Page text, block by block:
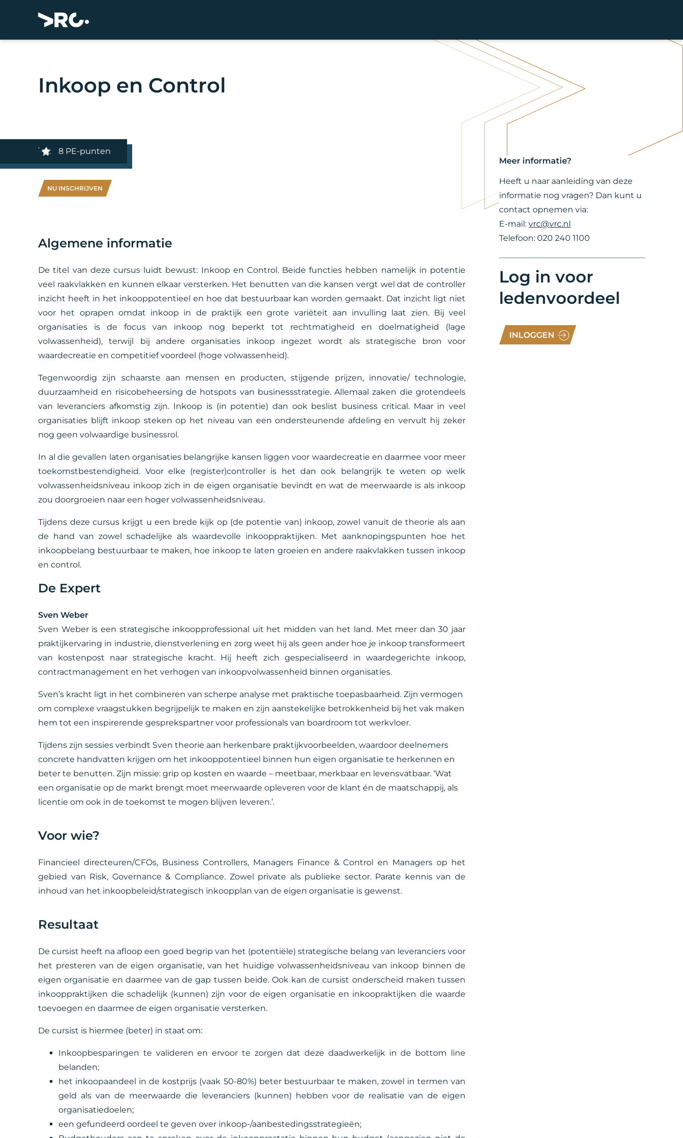
Inkoop en Control
8 PE-punten
NU INSCHRIJVEN
Algemene informatie
De titel van deze cursus luidt bewust: Inkoop en Control. Beide functies hebben namelijk in potentie
veel raakvlakken en kunnen elkaar versterken. Het benutten van die kansen vergt wel dat de controller
inzicht heeft in het inkooppotentieel en hoe dat bestuurbaar kan worden gemaakt. Dat inzicht ligt niet
voor het oprapen omdat inkoop in de praktijk een grote variëteit aan invulling laat zien. Bij veel
organisaties is de focus van inkoop nog beperkt tot rechtmatigheid en doelmatigheid (lage
volwassenheid), terwijl bij andere organisaties inkoop ingezet wordt als strategische bron voor
waardecreatie en competitief voordeel (hoge volwassenheid).
Tegenwoordig zijn schaarste aan mensen en producten, stijgende prijzen, innovatie/ technologie,
duurzaamheid en risicobeheersing de hotspots van businessstrategie. Allemaal zaken die grotendeels
van leveranciers afkomstig zijn. Inkoop is (in potentie) dan ook beslist business critical. Maar in veel
organisaties blijft inkoop steken op het niveau van een ondersteunende afdeling en vervult hij zeker
nog geen volwaardige businessrol.
In al die gevallen laten organisaties belangrijke kansen liggen voor waardecreatie en daarmee voor meer
toekomstbestendigheid. Voor elke (register)controller is het dan ook belangrijk te weten op welk
volwassenheidsniveau inkoop zich in de eigen organisatie bevindt en wat de meerwaarde is als inkoop
zou doorgroeien naar een hoger volwassenheidsniveau.
Tijdens deze cursus krijgt u een brede kijk op (de potentie van) inkoop, zowel vanuit de theorie als aan
de hand van zowel schadelijke als waardevolle inkooppraktijken. Met aanknopingspunten hoe het
inkoopbelang bestuurbaar te maken, hoe inkoop te laten groeien en andere raakvlakken tussen inkoop
en control.
De Expert
Sven Weber
Sven Weber is een strategische inkoopprofessional uit het midden van het land. Met meer dan 30 jaar
praktijkervaring in industrie, dienstverlening en zorg weet hij als geen ander hoe je inkoop transformeert
van kostenpost naar strategische kracht. Hij heeft zich gespecialiseerd in waardegerichte inkoop,
contractmanagement en het verhogen van inkoopvolwassenheid binnen organisaties.
Sven’s kracht ligt in het combineren van scherpe analyse met praktische toepasbaarheid. Zijn vermogen
om complexe vraagstukken begrijpelijk te maken en zijn aanstekelijke betrokkenheid bij het vak maken
hem tot een inspirerende gesprekspartner voor professionals van boardroom tot werkvloer.
Tijdens zijn sessies verbindt Sven theorie aan herkenbare praktijkvoorbeelden, waardoor deelnemers
concrete handvatten krijgen om het inkooppotentieel binnen hun eigen organisatie te herkennen en
beter te benutten. Zijn missie: grip op kosten en waarde – meetbaar, merkbaar en levensvatbaar. ‘Wat
een organisatie op de markt brengt moet meerwaarde opleveren voor de klant én de maatschappij, als
licentie om ook in de toekomst te mogen blijven leveren.’.
Voor wie?
Financieel directeuren/CFOs, Business Controllers, Managers Finance & Control en Managers op het
gebied van Risk, Governance & Compliance. Zowel private als publieke sector. Parate kennis van de
inhoud van het inkoopbeleid/strategisch inkoopplan van de eigen organisatie is gewenst.
Resultaat
De cursist heeft na afloop een goed begrip van het (potentiële) strategische belang van leveranciers voor
het presteren van de eigen organisatie, van het huidige volwassenheidsniveau van inkoop binnen de
eigen organisatie en daarmee van de gap tussen beide. Ook kan de cursist onderscheid maken tussen
inkooppraktijken die schadelijk (kunnen) zijn voor de eigen organisatie en inkoopraktijken die waarde
toevoegen en daarmee de eigen organisatie versterken.
De cursist is hiermee (beter) in staat om:
Inkoopbesparingen te valideren en ervoor te zorgen dat deze daadwerkelijk in de bottom line
belanden;
het inkoopaandeel in de kostprijs (vaak 50-80%) beter bestuurbaar te maken, zowel in termen van
geld als van de meerwaarde die leveranciers (kunnen) hebben voor de realisatie van de eigen
organisatiedoelen;
een gefundeerd oordeel te geven over inkoop-/aanbestedingsstrategieën;
Meer informatie?
Heeft u naar aanleiding van deze
informatie nog vragen? Dan kunt u
contact opnemen via:
E-mail:vrc@vrc.nl
Telefoon: 020 240 1100
Log in voor
ledenvoordeel
INLOGGEN